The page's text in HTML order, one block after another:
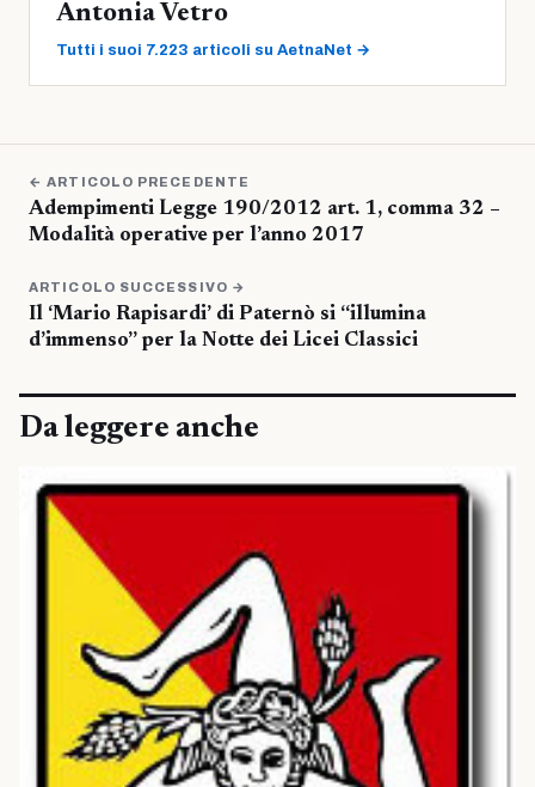
Antonia Vetro
Tutti i suoi 7.223 articoli su AetnaNet →
← ARTICOLO PRECEDENTE
Adempimenti Legge 190/2012 art. 1, comma 32 –
Modalità operative per l’anno 2017
ARTICOLO SUCCESSIVO →
Il ‘Mario Rapisardi’ di Paternò si “illumina
d’immenso” per la Notte dei Licei Classici
Da leggere anche